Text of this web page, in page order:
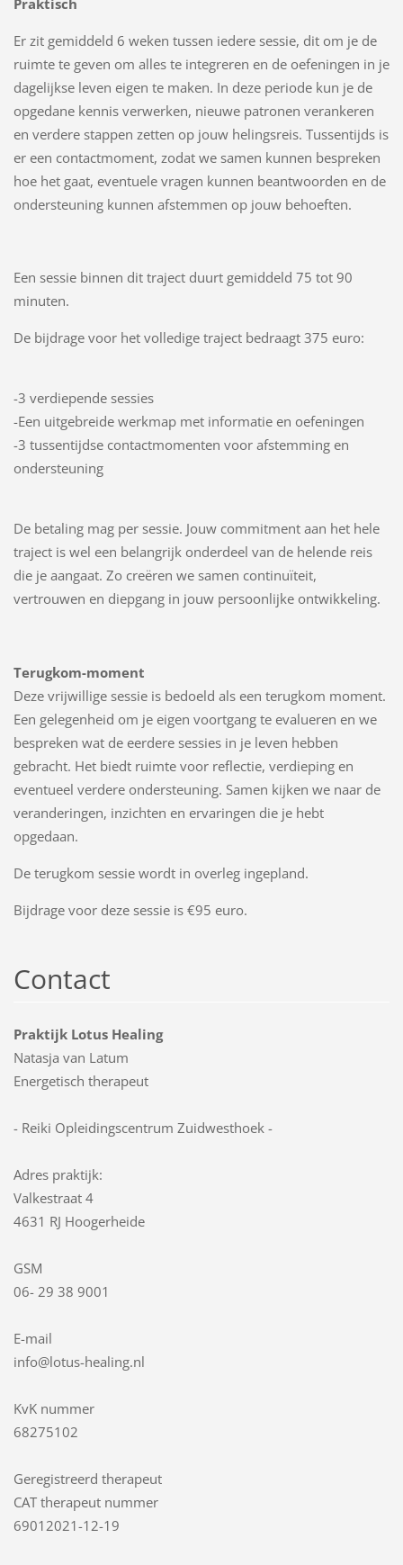
Er zit gemiddeld 6 weken tussen iedere sessie, dit om je de
ruimte te geven om alles te integreren en de oefeningen in je
dagelijkse leven eigen te maken. In deze periode kun je de
opgedane kennis verwerken, nieuwe patronen verankeren
en verdere stappen zetten op jouw helingsreis. Tussentijds is
er een contactmoment, zodat we samen kunnen bespreken
hoe het gaat, eventuele vragen kunnen beantwoorden en de
ondersteuning kunnen afstemmen op jouw behoeften.
Een sessie binnen dit traject duurt gemiddeld 75 tot 90
minuten.
De bijdrage voor het volledige traject bedraagt 375 euro:
-3 verdiepende sessies
-Een uitgebreide werkmap met informatie en oefeningen
-3 tussentijdse contactmomenten voor afstemming en
ondersteuning
De betaling mag per sessie. Jouw commitment aan het hele
traject is wel een belangrijk onderdeel van de helende reis
die je aangaat. Zo creëren we samen continuïteit,
vertrouwen en diepgang in jouw persoonlijke ontwikkeling.
Terugkom-moment
Deze vrijwillige sessie is bedoeld als een terugkom moment.
Een gelegenheid om je eigen voortgang te evalueren en we
bespreken wat de eerdere sessies in je leven hebben
gebracht. Het biedt ruimte voor reflectie, verdieping en
eventueel verdere ondersteuning. Samen kijken we naar de
veranderingen, inzichten en ervaringen die je hebt
opgedaan.
De terugkom sessie wordt in overleg ingepland.
Bijdrage voor deze sessie is €95 euro.
Contact
Praktijk Lotus Healing
Natasja van Latum
Energetisch therapeut
- Reiki Opleidingscentrum Zuidwesthoek -
Adres praktijk:
Valkestraat 4
4631 RJ Hoogerheide
GSM
06- 29 38 9001
E-mail
info@lotus-healing.nl
KvK nummer
68275102
Geregistreerd therapeut
CAT therapeut nummer
69012021-12-19